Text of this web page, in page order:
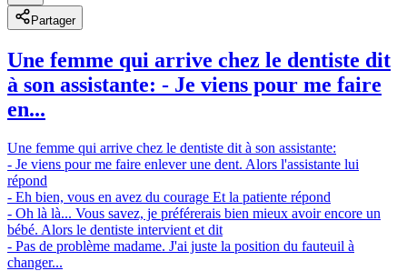
Partager
Une femme qui arrive chez le dentiste dit
à son assistante: - Je viens pour me faire
en...
Une femme qui arrive chez le dentiste dit à son assistante:
- Je viens pour me faire enlever une dent. Alors l'assistante lui
répond
- Eh bien, vous en avez du courage Et la patiente répond
- Oh là là... Vous savez, je préférerais bien mieux avoir encore un
bébé. Alors le dentiste intervient et dit
- Pas de problème madame. J'ai juste la position du fauteuil à
changer...